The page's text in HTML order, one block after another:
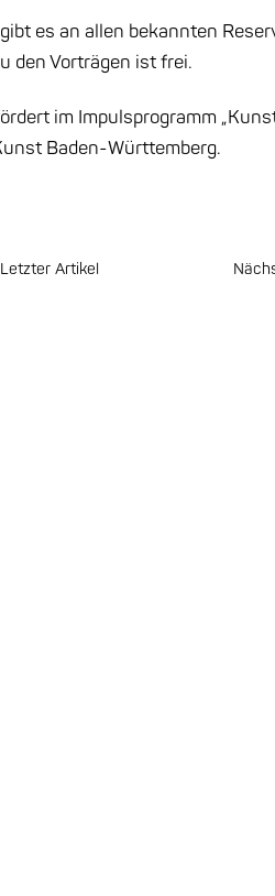
es an allen bekannten
den Vorträgen ist frei.
im Impulsprogramm
Baden-Württemberg.
Letzter Artikel